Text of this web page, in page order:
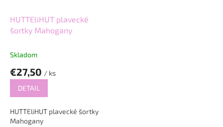
HUTTEliHUT plavecké
šortky Mahogany
Skladom
€27,50 / ks
DETAIL
HUTTEliHUT plavecké šortky
Mahogany